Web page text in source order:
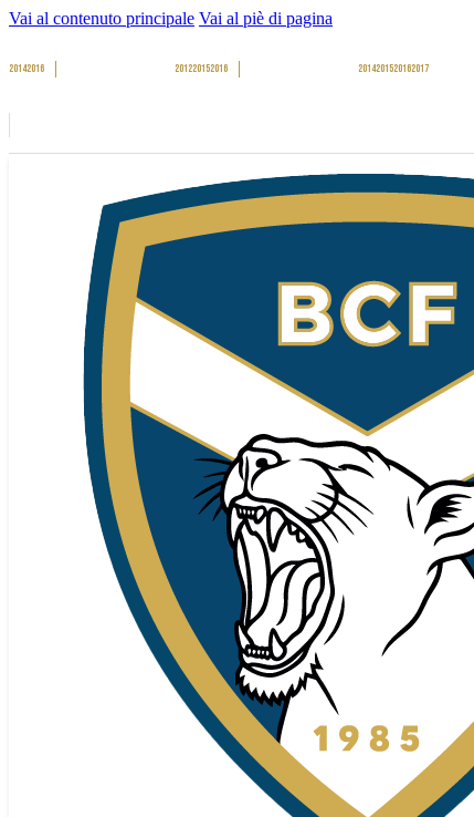
Vai al contenuto principale Vai al piè di pagina
20142016 201220152016 2014201520162017